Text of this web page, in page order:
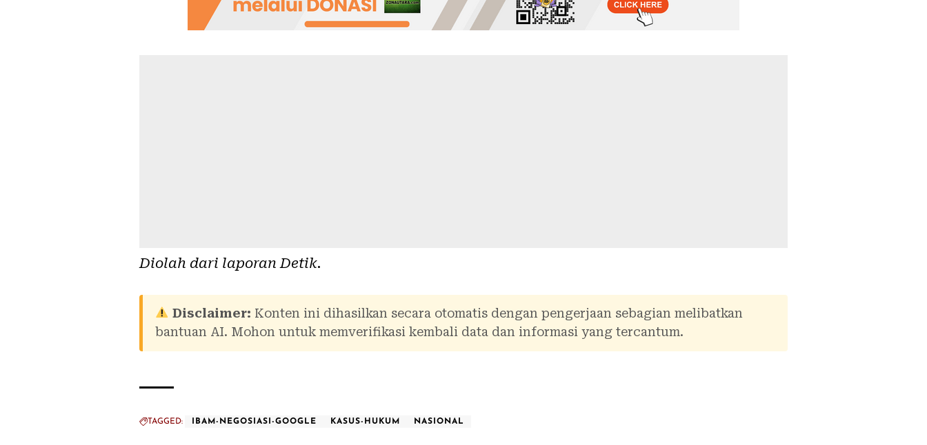
Diolah dari laporan Detik.
Disclaimer: Konten ini dihasilkan secara otomatis dengan pengerjaan sebagian melibatkan
bantuan AI. Mohon untuk memverifikasi kembali data dan informasi yang tercantum.
TAGGED: IBAM-NEGOSIASI-GOOGLE KASUS-HUKUM NASIONAL